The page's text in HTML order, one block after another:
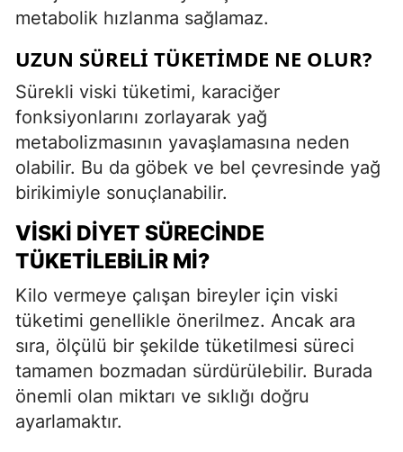
metabolik hızlanma sağlamaz.
UZUN SÜRELI TÜKETIMDE NE OLUR?
Sürekli viski tüketimi, karaciğer
fonksiyonlarını zorlayarak yağ
metabolizmasının yavaşlamasına neden
olabilir. Bu da göbek ve bel çevresinde yağ
birikimiyle sonuçlanabilir.
VISKI DIYET SÜRECINDE
TÜKETILEBILIR MI?
Kilo vermeye çalışan bireyler için viski
tüketimi genellikle önerilmez. Ancak ara
sıra, ölçülü bir şekilde tüketilmesi süreci
tamamen bozmadan sürdürülebilir. Burada
önemli olan miktarı ve sıklığı doğru
ayarlamaktır.